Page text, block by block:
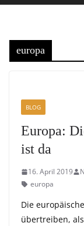
europa
BLOG
Europa:
ist da
16. April 2019
europa
Die
übertreiben,